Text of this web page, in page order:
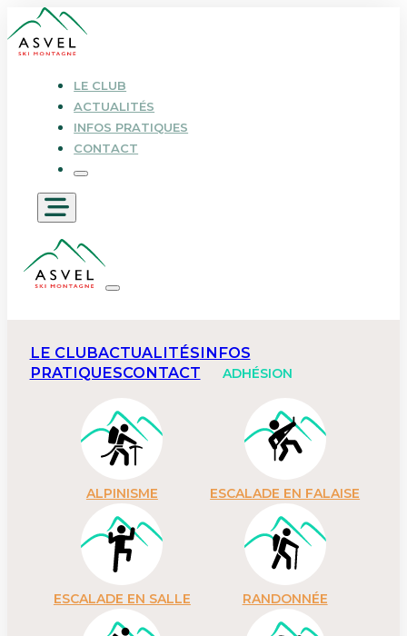
LE CLUB
ACTUALITÉS
INFOS PRATIQUES
CONTACT
LE CLUBACTUALITÉSINFOS
PRATIQUESCONTACT ADHÉSION
ALPINISME ESCALADE EN FALAISE
ESCALADE EN SALLE RANDONNÉE